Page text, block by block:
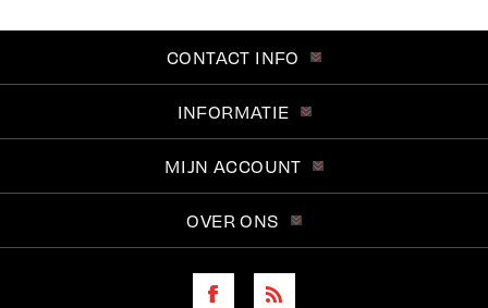
CONTACT INFO
INFORMATIE
MIJN ACCOUNT
OVER ONS